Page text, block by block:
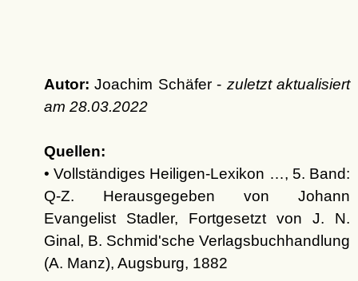
Autor: Joachim Schäfer - zuletzt aktualisiert
am 28.03.2022
Quellen:
• Vollständiges Heiligen-Lexikon …, 5. Band:
Q-Z. Herausgegeben von Johann
Evangelist Stadler, Fortgesetzt von J. N.
Ginal, B. Schmid'sche Verlagsbuchhandlung
(A. Manz), Augsburg, 1882